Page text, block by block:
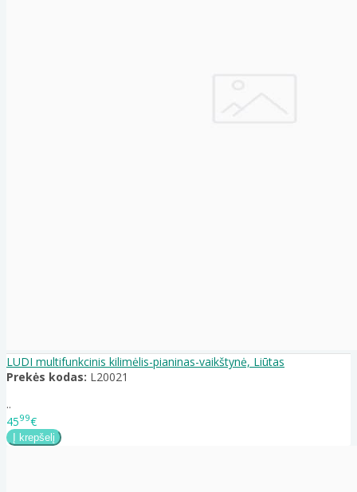
LUDI multifunkcinis kilimėlis-pianinas-vaikštynė, Liūtas
Prekės kodas: L20021
..
4599€